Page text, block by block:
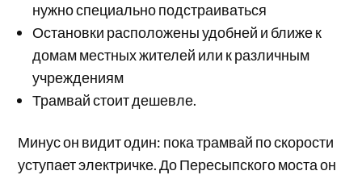
нужно специально подстраиваться
Остановки расположены удобней и ближе к
домам местных жителей или к различным
учреждениям
Трамвай стоит дешевле.
Минус он видит один: пока трамвай по скорости
уступает электричке. До Пересыпского моста он